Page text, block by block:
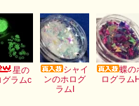
星の
グラムc
シャイ
ンのホログ
ラムI
蝶の
ログラムH